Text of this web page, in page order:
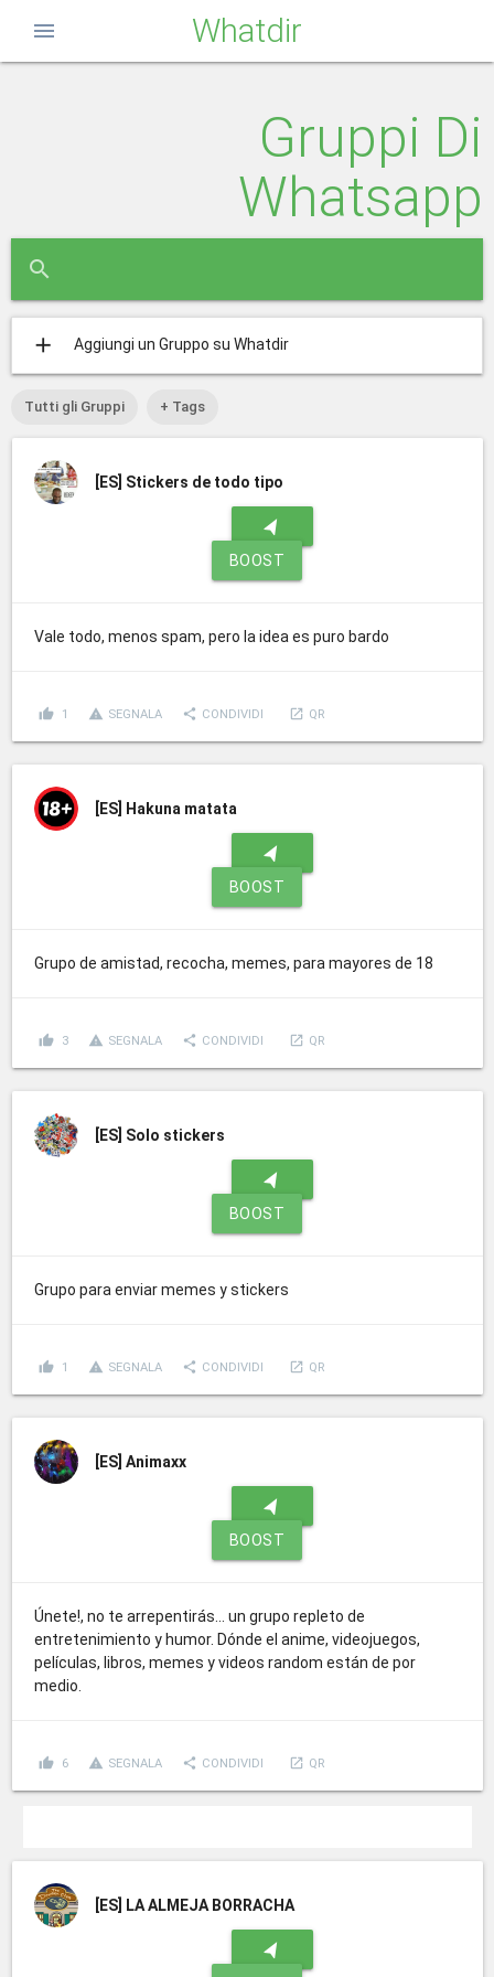
Whatdir
menu
Gruppi Di
Whatsapp
search
add Aggiungi un Gruppo su Whatdir
Tutti gli Gruppi + Tags
[ES] Stickers de todo tipo
navigation
BOOST
Vale todo, menos spam, pero la idea es puro bardo
thumb_up 1 report_problem SEGNALA share CONDIVIDI launch QR
[ES] Hakuna matata
navigation
BOOST
Grupo de amistad, recocha, memes, para mayores de 18
thumb_up 3 report_problem SEGNALA share CONDIVIDI launch QR
[ES] Solo stickers
navigation
BOOST
Grupo para enviar memes y stickers
thumb_up 1 report_problem SEGNALA share CONDIVIDI launch QR
[ES] Animaxx
navigation
BOOST
Únete!, no te arrepentirás... un grupo repleto de
entretenimiento y humor. Dónde el anime, videojuegos,
películas, libros, memes y videos random están de por
medio.
thumb_up 6 report_problem SEGNALA share CONDIVIDI launch QR
[ES] LA ALMEJA BORRACHA
navigation